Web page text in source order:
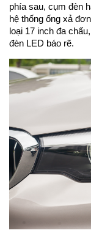
phía sau, cụm đèn
hệ thống ống xả
loại 17 inch đa
đèn LED báo rẽ.